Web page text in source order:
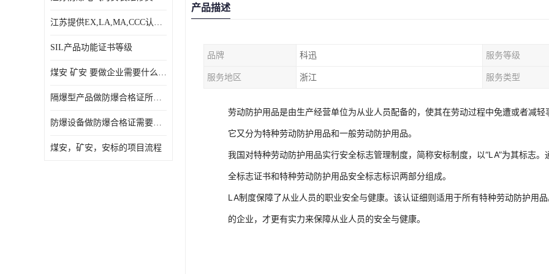
江苏提供EX,LA,MA,CCC认证，免费咨询服务
SIL产品功能证书等级
煤安 矿安 要做企业需要什么条件
隔爆型产品做防爆合格证所需资料
防爆设备做防爆合格证需要的资料
煤安，矿安，安标的项目流程
产品描述
品牌 科迅 服务等级
服务地区 浙江 服务类型
劳动防护用品是由生产经营单位为从业人员配备的，使其在劳动过程中免遭或者减
它又分为特种劳动防护用品和一般劳动防护用品。
我国对特种劳动防护用品实行安全标志管理制度，简称安标制度，以“LA”为其标志
全标志证书和特种劳动防护用品安全标志标识两部分组成。
LA制度保障了从业人员的职业安全与健康。该认证细则适用于所有特种劳动防护用
的企业，才更有实力来保障从业人员的安全与健康。